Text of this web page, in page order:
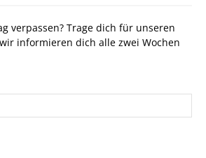
verpassen? Trage dich für unseren
informieren dich alle zwei Wochen